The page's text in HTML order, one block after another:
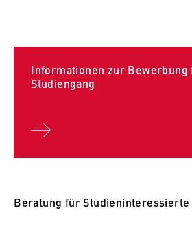
Geschäftsfeldentwicklung
Anfertigung der Masterarbeit
Informationen zur Bewerbung
Studiengang
Beratung für Studieninteressierte